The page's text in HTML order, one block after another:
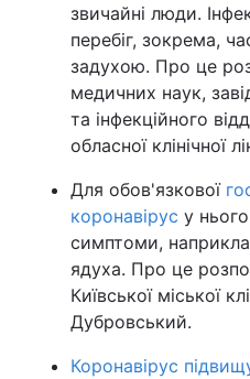
звичайні люди.
перебіг, зокрема,
задухою. Про це
медичних наук,
та інфекційного
обласної клінічної
Для обов'язкової
коронавірус у
симптоми,
ядуха. Про це
Київської міської
Дубровський.
Коронавірус